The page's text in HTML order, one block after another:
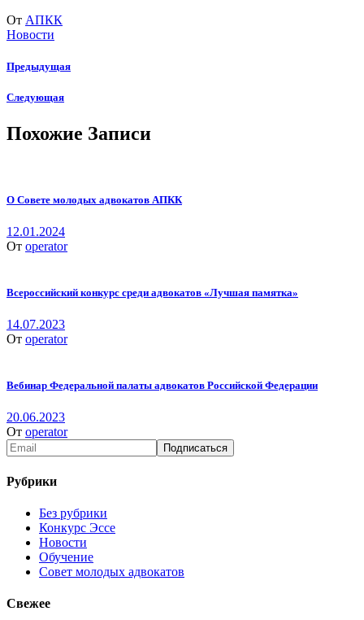
От АПКК
Новости
Предыдущая
Следующая
Похожие Записи
О Совете молодых адвокатов АПКК
12.01.2024
От operator
Всероссийский конкурс среди адвокатов «Лучшая памятка»
14.07.2023
От operator
Вебинар Федеральной палаты адвокатов Российской Федерации
20.06.2023
От operator
Рубрики
Без рубрики
Конкурс Эссе
Новости
Обучение
Совет молодых адвокатов
Свежее